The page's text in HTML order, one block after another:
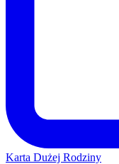
Karta Dużej Rodziny